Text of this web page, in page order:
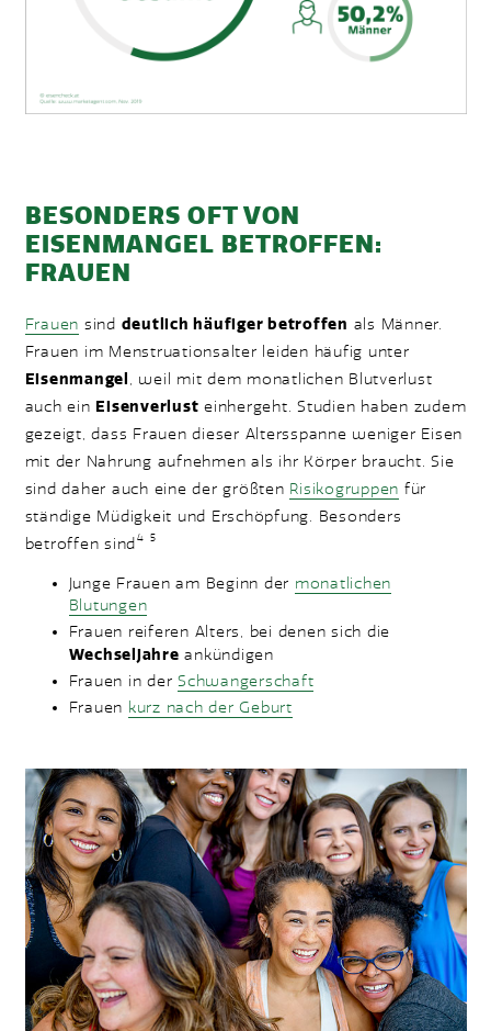
BESONDERS OFT VON
EISENMANGEL BETROFFEN:
FRAUEN
Frauen sind deutlich häufiger betroffen als Männer.
Frauen im Menstruationsalter leiden häufig unter
Eisenmangel , weil mit dem monatlichen Blutverlust
auch ein Eisenverlust einhergeht. Studien haben zudem
gezeigt, dass Frauen dieser Altersspanne weniger Eisen
mit der Nahrung aufnehmen als ihr Körper braucht. Sie
sind daher auch eine der größten Risikogruppen für
ständige Müdigkeit und Erschöpfung. Besonders
betroffen sind4 5
Junge Frauen am Beginn der monatlichen
Blutungen
Frauen reiferen Alters, bei denen sich die
Wechseljahre ankündigen
Frauen in der Schwangerschaft
Frauen kurz nach der Geburt